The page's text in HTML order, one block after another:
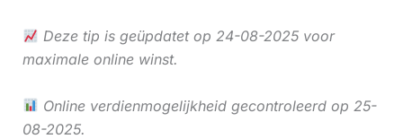
Deze tip is geüpdatet op 24-08-2025 voor
maximale online winst.
Online verdienmogelijkheid gecontroleerd op 25-
08-2025.